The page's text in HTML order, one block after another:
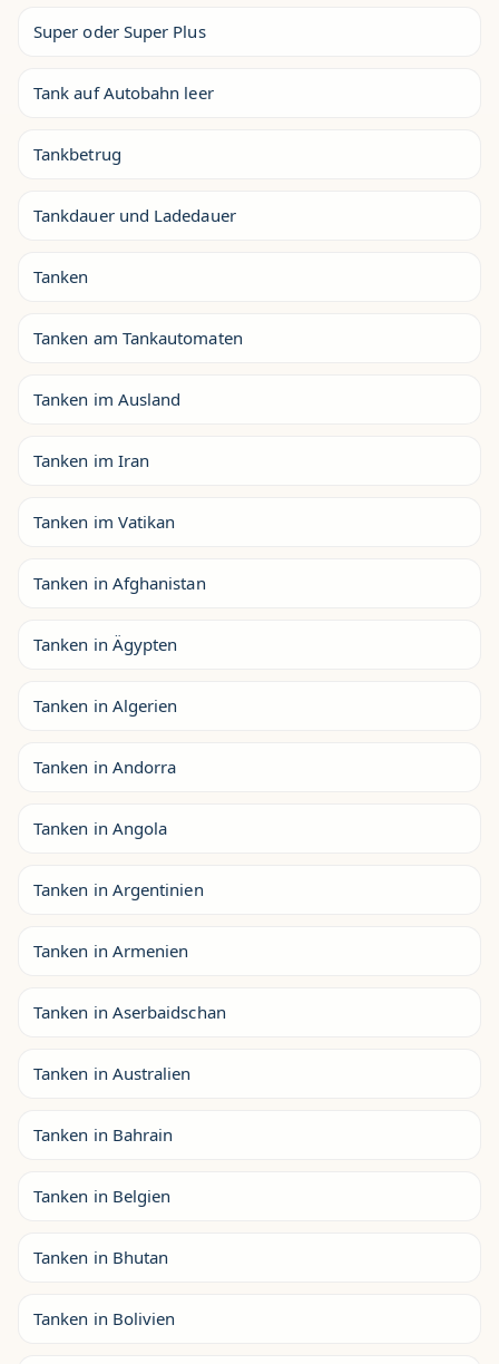
Super oder Super Plus
Tank auf Autobahn leer
Tankbetrug
Tankdauer und Ladedauer
Tanken
Tanken am Tankautomaten
Tanken im Ausland
Tanken im Iran
Tanken im Vatikan
Tanken in Afghanistan
Tanken in Ägypten
Tanken in Algerien
Tanken in Andorra
Tanken in Angola
Tanken in Argentinien
Tanken in Armenien
Tanken in Aserbaidschan
Tanken in Australien
Tanken in Bahrain
Tanken in Belgien
Tanken in Bhutan
Tanken in Bolivien